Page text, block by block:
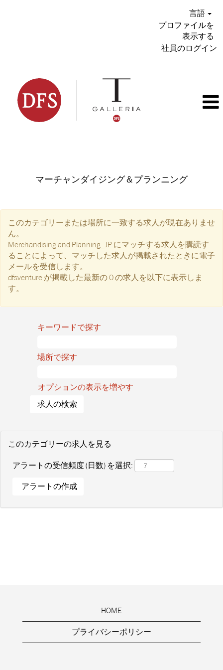
言語
プロファイルを
表示する
社員のログイン
マーチャンダイジング＆プランニング
このカテゴリーまたは場所に一致する求人が現在ありませ
ん。
Merchandising and Planning_JP にマッチする求人を購読す
ることによって、マッチした求人が掲載されたときに電子
メールを受信します。
dfsventure が掲載した最新の 0 の求人を以下に表示しま
す。
キーワードで探す
場所で探す
オプションの表示を増やす
このカテゴリーの求人を見る
アラートの受信頻度 (日数) を選択:
HOME
プライバシーポリシー